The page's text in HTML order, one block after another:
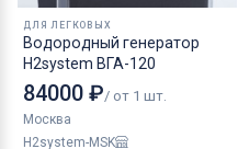
ДЛЯ ЛЕГКОВЫХ
Водородный генератор
H2system ВГА-120
84000 ₽/ от 1 шт.
Москва
H2system-MSK